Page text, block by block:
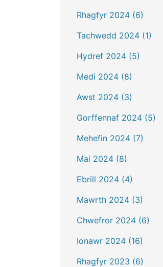
Rhagfyr 2024 (6)
Tachwedd 2024 (1)
Hydref 2024 (5)
Medi 2024 (8)
Awst 2024 (3)
Gorffennaf 2024 (5)
Mehefin 2024 (7)
Mai 2024 (8)
Ebrill 2024 (4)
Mawrth 2024 (3)
Chwefror 2024 (6)
Ionawr 2024 (16)
Rhagfyr 2023 (6)